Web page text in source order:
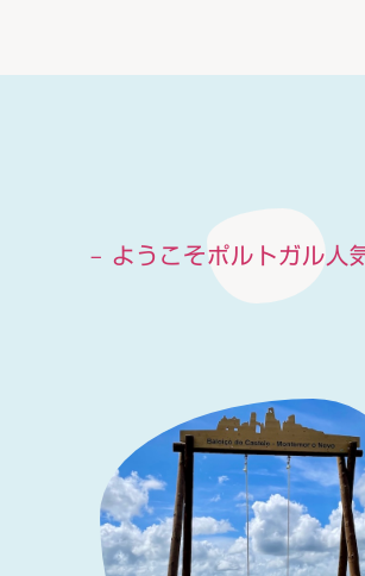
– ようこそポルトガル人